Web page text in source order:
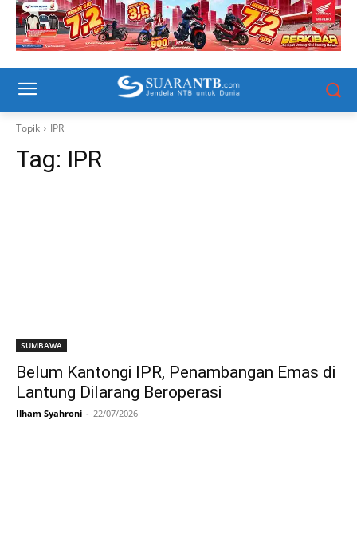
Topik IPR
Tag: IPR
SUMBAWA
Belum Kantongi IPR, Penambangan Emas di
Lantung Dilarang Beroperasi
Ilham Syahroni - 22/07/2026